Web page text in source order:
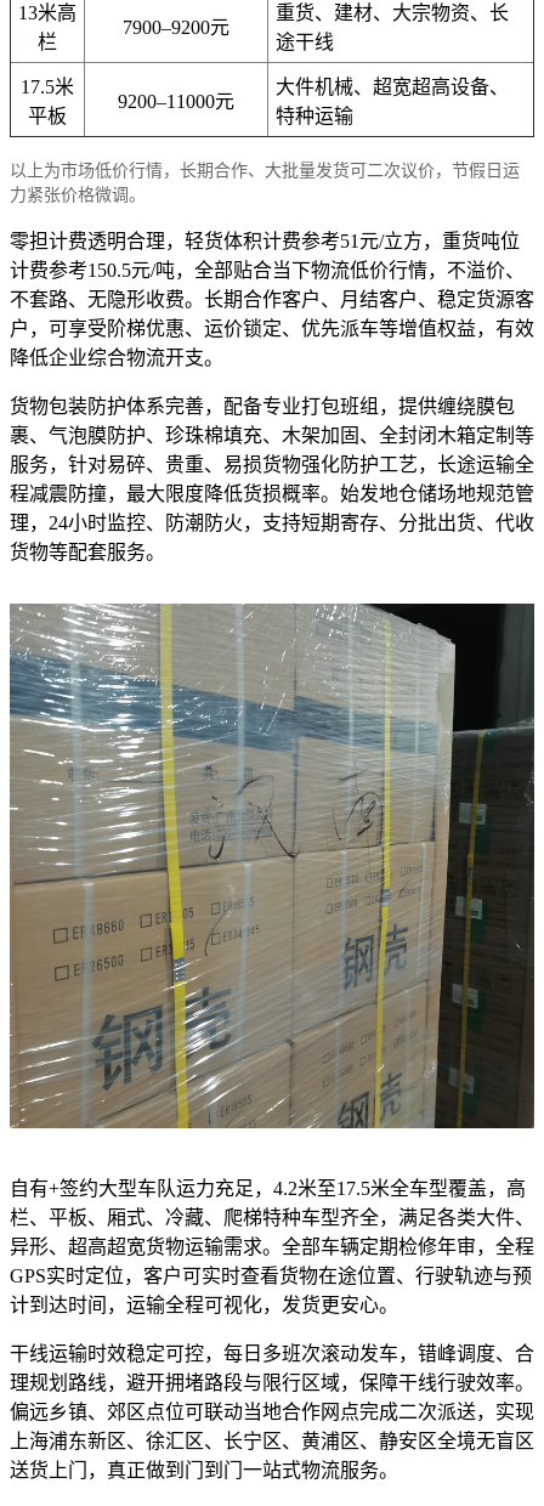
13米高
栏
7900–9200元
重货、建材、大宗物资、长
途干线
17.5米
平板
9200–11000元
大件机械、超宽超高设备、
特种运输
以上为市场低价行情，长期合作、大批量发货可二次议价，节假日运
力紧张价格微调。
零担计费透明合理，轻货体积计费参考51元/立方，重货吨位
计费参考150.5元/吨，全部贴合当下物流低价行情，不溢价、
不套路、无隐形收费。长期合作客户、月结客户、稳定货源客
户，可享受阶梯优惠、运价锁定、优先派车等增值权益，有效
降低企业综合物流开支。
货物包装防护体系完善，配备专业打包班组，提供缠绕膜包
裹、气泡膜防护、珍珠棉填充、木架加固、全封闭木箱定制等
服务，针对易碎、贵重、易损货物强化防护工艺，长途运输全
程减震防撞，最大限度降低货损概率。始发地仓储场地规范管
理，24小时监控、防潮防火，支持短期寄存、分批出货、代收
货物等配套服务。
自有+签约大型车队运力充足，4.2米至17.5米全车型覆盖，高
栏、平板、厢式、冷藏、爬梯特种车型齐全，满足各类大件、
异形、超高超宽货物运输需求。全部车辆定期检修年审，全程
GPS实时定位，客户可实时查看货物在途位置、行驶轨迹与预
计到达时间，运输全程可视化，发货更安心。
干线运输时效稳定可控，每日多班次滚动发车，错峰调度、合
理规划路线，避开拥堵路段与限行区域，保障干线行驶效率。
偏远乡镇、郊区点位可联动当地合作网点完成二次派送，实现
上海浦东新区、徐汇区、长宁区、黄浦区、静安区全境无盲区
送货上门，真正做到门到门一站式物流服务。